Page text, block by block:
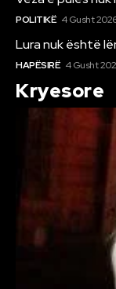
POLITIKË 4 Gusht
Lura nuk është
HAPËSIRË 4 Gusht
Kryesore